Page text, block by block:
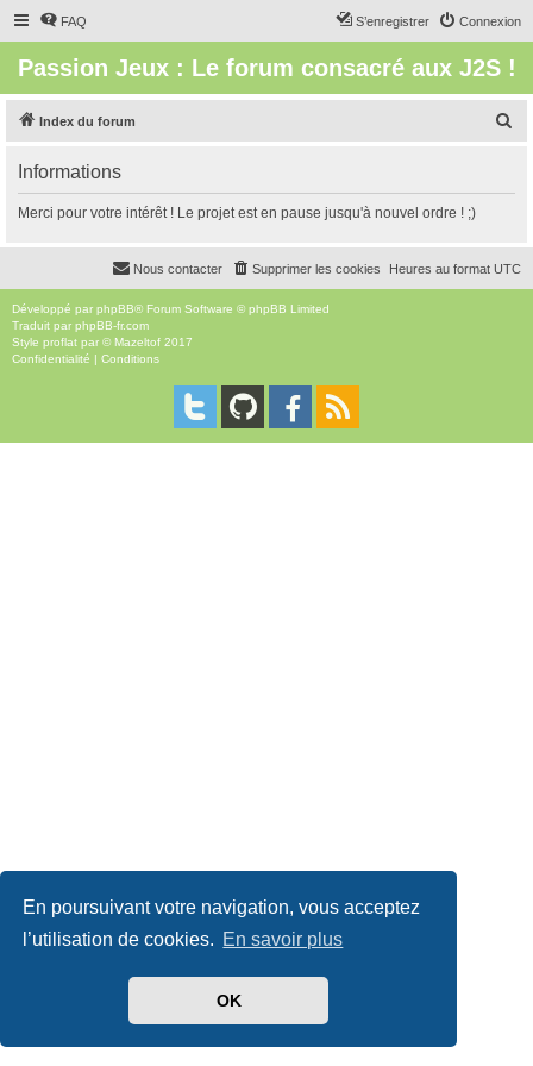
En poursuivant votre navigation, vous acceptez
l’utilisation de cookies. En savoir plus
OK
FAQ Connexion
S’enregistrer
Passion Jeux : Le forum consacré aux J2S !
Index du forum
r
c
Informations
Merci pour votre intérêt ! Le projet est en pause jusqu'à nouvel ordre ! ;)
Heures au format UTC
Supprimer les cookies
Nous contacter
Développé par phpBB® Forum Software © phpBB Limited
Traduit par phpBB-fr.com
Style proflat par © Mazeltof 2017
Confidentialité | Conditions